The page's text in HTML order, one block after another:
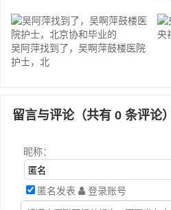
吴阿萍找到了，吴啊萍鼓楼医院
护士，北
央
留言与评论（共有 0 条评论）
昵称：
匿名发表 登录账号